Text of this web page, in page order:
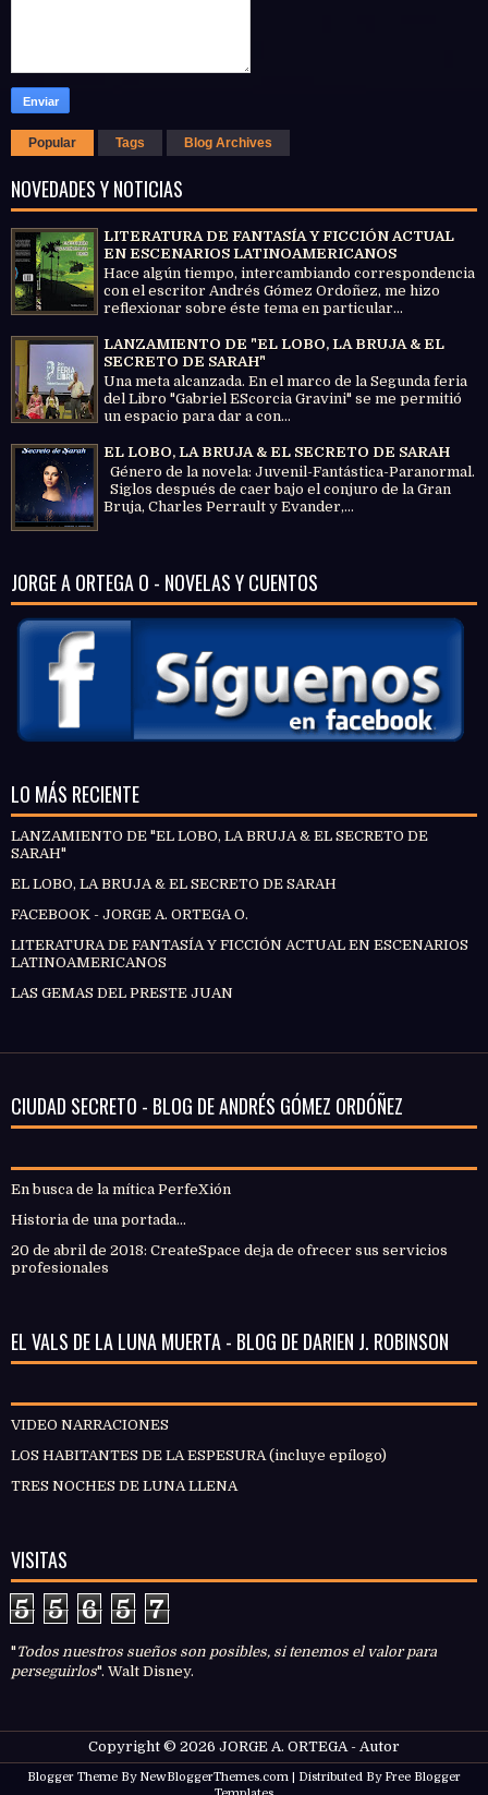
Popular Tags Blog Archives
NOVEDADES Y NOTICIAS
LITERATURA DE FANTASÍA Y FICCIÓN ACTUAL
EN ESCENARIOS LATINOAMERICANOS
Hace algún tiempo, intercambiando correspondencia
con el escritor Andrés Gómez Ordoñez, me hizo
reflexionar sobre éste tema en particular...
LANZAMIENTO DE "EL LOBO, LA BRUJA & EL
SECRETO DE SARAH"
Una meta alcanzada. En el marco de la Segunda feria
del Libro "Gabriel EScorcia Gravini" se me permitió
un espacio para dar a con...
EL LOBO, LA BRUJA & EL SECRETO DE SARAH
Género de la novela: Juvenil-Fantástica-Paranormal.
Siglos después de caer bajo el conjuro de la Gran
Bruja, Charles Perrault y Evander,...
JORGE A ORTEGA O - NOVELAS Y CUENTOS
LO MÁS RECIENTE
LANZAMIENTO DE "EL LOBO, LA BRUJA & EL SECRETO DE
SARAH"
EL LOBO, LA BRUJA & EL SECRETO DE SARAH
FACEBOOK - JORGE A. ORTEGA O.
LITERATURA DE FANTASÍA Y FICCIÓN ACTUAL EN ESCENARIOS
LATINOAMERICANOS
LAS GEMAS DEL PRESTE JUAN
CIUDAD SECRETO - BLOG DE ANDRÉS GÓMEZ ORDÓÑEZ
En busca de la mítica PerfeXión
Historia de una portada...
20 de abril de 2018: CreateSpace deja de ofrecer sus servicios
profesionales
EL VALS DE LA LUNA MUERTA - BLOG DE DARIEN J. ROBINSON
VIDEO NARRACIONES
LOS HABITANTES DE LA ESPESURA (incluye epílogo)
TRES NOCHES DE LUNA LLENA
VISITAS
5 5 6 5 7
" Todos nuestros sueños son posibles, si tenemos el valor para
perseguirlos". Walt Disney.
Copyright © 2026 JORGE A. ORTEGA - Autor
Blogger Theme By NewBloggerThemes.com | Distributed ByFree Blogger